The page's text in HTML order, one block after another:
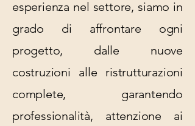
esperienza nel settore, siamo in
grado di affrontare ogni
progetto, dalle nuove
costruzioni alle ristrutturazioni
complete, garantendo
professionalità, attenzione ai